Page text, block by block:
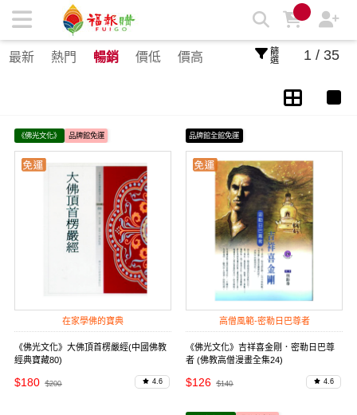
生活/3C影音/雜貨 | 福報購蔬食購物商城
最新 熱門 暢銷 價低 價高 篩選 1 / 35
《佛光文化》 品牌館免運
在家學佛的寶典
《佛光文化》大佛頂首楞嚴經(中國佛教
經典寶藏80)
$180 $200 4.6
品牌館全館免運
高僧風範-密勒日巴尊者
《佛光文化》吉祥喜金剛．密勒日巴尊
者 (佛教高僧漫畫全集24)
$126 $140 4.6